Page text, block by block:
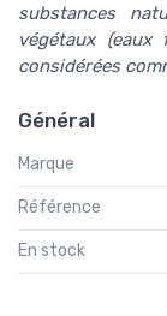
substances
végétaux
considérées
Général
Marque
Référence
En stock